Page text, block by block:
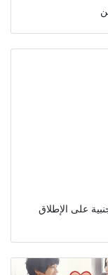
على الإطلاق